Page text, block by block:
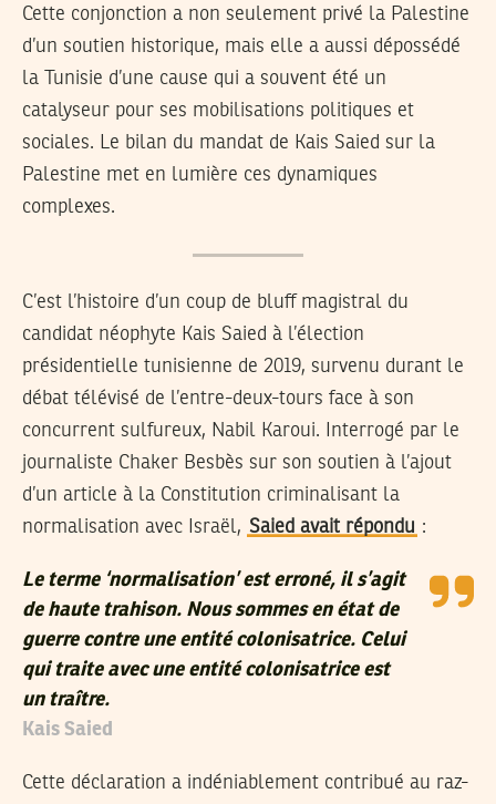
Cette conjonction a non seulement privé la Palestine
d’un soutien historique, mais elle a aussi dépossédé
la Tunisie d’une cause qui a souvent été un
catalyseur pour ses mobilisations politiques et
sociales. Le bilan du mandat de Kais Saied sur la
Palestine met en lumière ces dynamiques
complexes.
C’est l’histoire d’un coup de bluff magistral du
candidat néophyte Kais Saied à l’élection
présidentielle tunisienne de 2019, survenu durant le
débat télévisé de l’entre-deux-tours face à son
concurrent sulfureux, Nabil Karoui. Interrogé par le
journaliste Chaker Besbès sur son soutien à l’ajout
d’un article à la Constitution criminalisant la
normalisation avec Israël, Saied avait répondu :
Le terme ‘normalisation’ est erroné, il s’agit
de haute trahison. Nous sommes en état de
guerre contre une entité colonisatrice. Celui
qui traite avec une entité colonisatrice est
un traître.
Kais Saied
Cette déclaration a indéniablement contribué au raz-